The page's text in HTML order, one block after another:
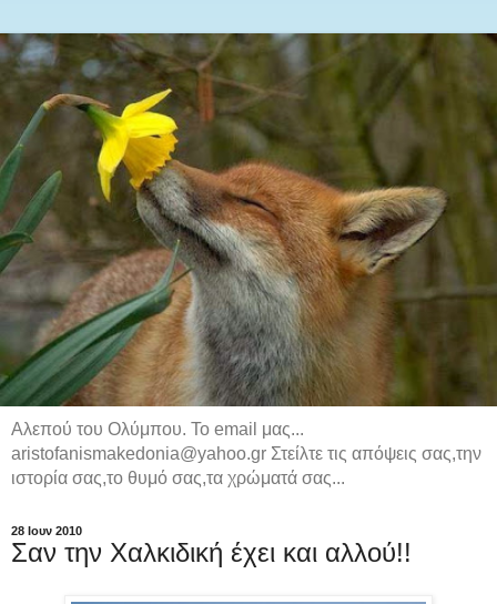
Αλεπού του Ολύμπου. Το email μας...
aristofanismakedonia@yahoo.gr Στείλτε τις απόψεις σας,την
ιστορία σας,το θυμό σας,τα χρώματά σας...
28 Ιουν 2010
Σαν την Χαλκιδική έχει και αλλού!!